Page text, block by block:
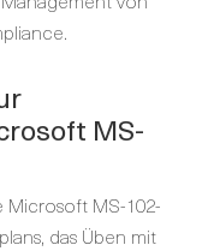
MS-
Microsoft MS-102-
das Üben mit